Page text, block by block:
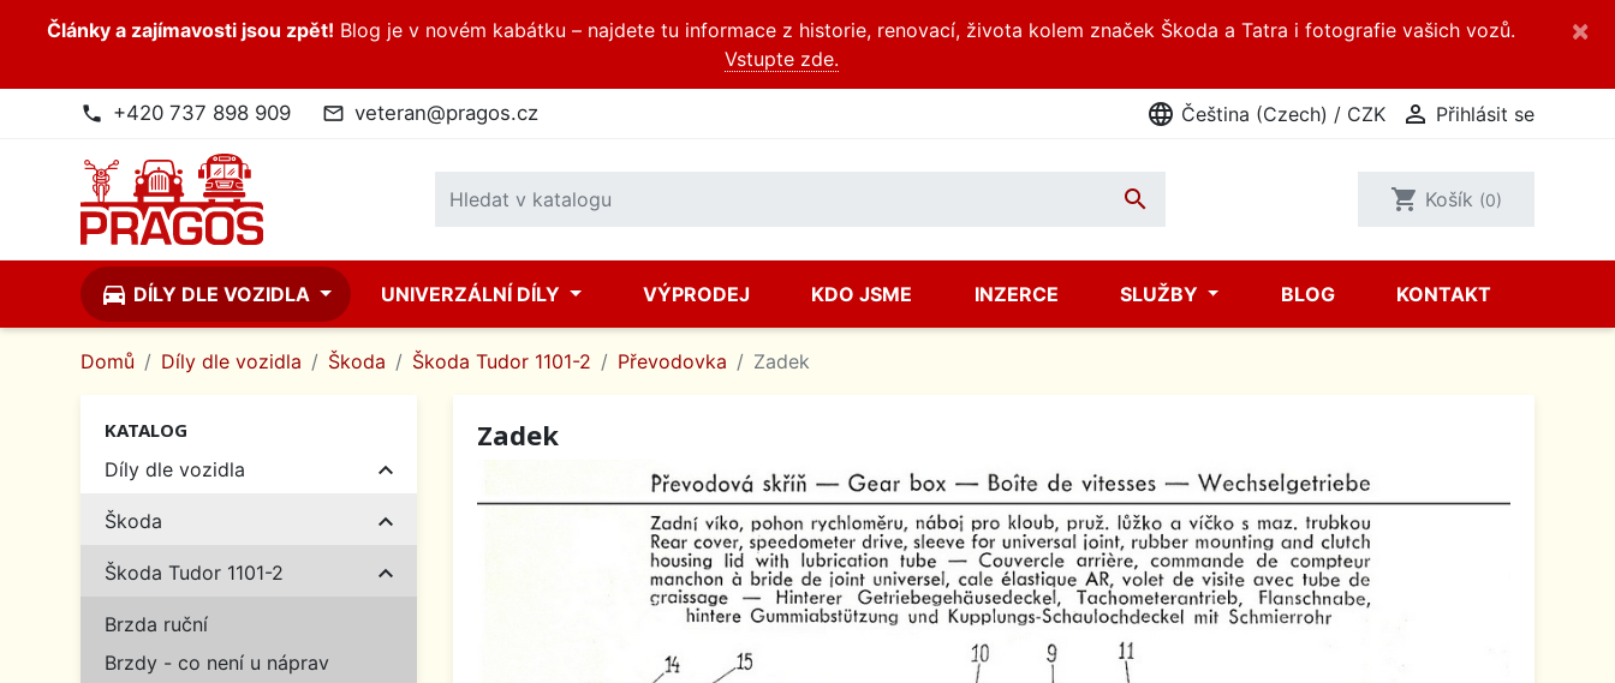
Články a zajímavosti jsou zpět! Blog je v novém kabátku – najdete tu informace z historie, renovací, života kolem značek Škoda a Tatra i fotografie vašich vozů.
Vstupte zde.
×
phone +420 737 898 909 mail_outline veteran@pragos.cz language Čeština (Czech) / CZK  Přihlásit se
 shopping_cart Košík (0)
directions_car DÍLY DLE VOZIDLA UNIVERZÁLNÍ DÍLY VÝPRODEJ KDO JSME INZERCE SLUŽBY BLOG KONTAKT
Domů Díly dle vozidla Škoda Škoda Tudor 1101-2 Převodovka Zadek
KATALOG
Díly dle vozidla

Škoda 
Škoda Tudor 1101-2 
Brzda ruční
Brzdy - co není u náprav
Zadek